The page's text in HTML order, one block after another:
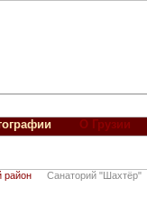
О Грузии
район Санаторий "Шахтёр"